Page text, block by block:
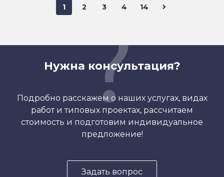
1 2 3 4 14
Нужна консультация?
Подробно расскажем о наших услугах, видах
работ и типовых проектах, рассчитаем
стоимость и подготовим индивидуальное
предложение!
Задать вопрос